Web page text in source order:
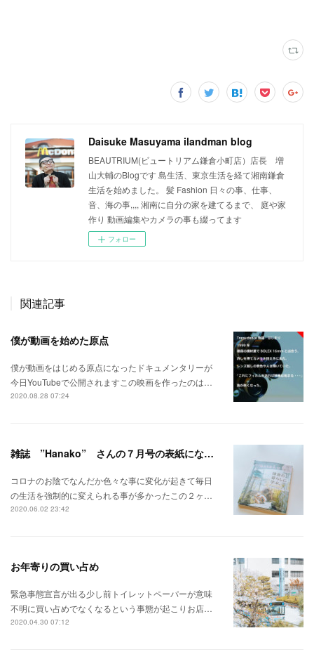
Daisuke Masuyama ilandman blog
BEAUTRIUM(ビュートリアム鎌倉小町店）店長 増
山大輔のBlogです 島生活、東京生活を経て湘南鎌倉
生活を始めました。 髪 Fashion 日々の事、仕事、
音、海の事,,,, 湘南に自分の家を建てるまで、 庭や家
作り 動画編集やカメラの事も綴ってます
フォロー
関連記事
僕が動画を始めた原点
僕が動画をはじめる原点になったドキュメンタリーが
今日YouTubeで公開されますこの映画を作ったのは…
2020.08.28 07:24
雑誌 ”Hanako” さんの７月号の表紙になりました 汗、、、
コロナのお陰でなんだか色々な事に変化が起きて毎日
の生活を強制的に変えられる事が多かったこの２ヶ…
2020.06.02 23:42
お年寄りの買い占め
緊急事態宣言が出る少し前トイレットペーパーが意味
不明に買い占めでなくなるという事態が起こりお店…
2020.04.30 07:12